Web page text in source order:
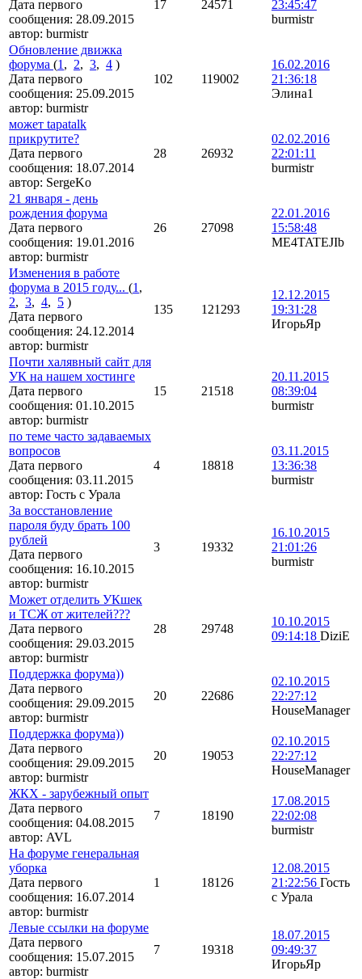
Дата первого
сообщения: 28.09.2015
автор: burmistr
17 24571
23:45:47
burmistr
Обновление движка
форума (1 , 2, 3, 4 )
Дата первого
сообщения: 25.09.2015
автор: burmistr
102 119002
16.02.2016
21:36:18
Элина1
может tapatalk
прикрутите?
Дата первого
сообщения: 18.07.2014
автор: SergeKo
28 26932
02.02.2016
22:01:11
burmistr
21 января - день
рождения форума
Дата первого
сообщения: 19.01.2016
автор: burmistr
26 27098
22.01.2016
15:58:48
ME4TATEJIb
Изменения в работе
форума в 2015 году... (1 ,
2, 3, 4, 5 )
Дата первого
сообщения: 24.12.2014
автор: burmistr
135 121293
12.12.2015
19:31:28
ИгорьЯр
Почти халявный сайт для
УК на нашем хостинге
Дата первого
сообщения: 01.10.2015
автор: burmistr
15 21518
20.11.2015
08:39:04
burmistr
по теме часто задаваемых
вопросов
Дата первого
сообщения: 03.11.2015
автор: Гость с Урала
4 18818
03.11.2015
13:36:38
burmistr
За восстановление
пароля буду брать 100
рублей
Дата первого
сообщения: 16.10.2015
автор: burmistr
3 19332
16.10.2015
21:01:26
burmistr
Может отделить УКшек
и ТСЖ от жителей???
Дата первого
сообщения: 29.03.2015
автор: burmistr
28 29748
10.10.2015
09:14:18 DiziE
Поддержка форума))
Дата первого
сообщения: 29.09.2015
автор: burmistr
20 22686
02.10.2015
22:27:12
HouseManager
Поддержка форума))
Дата первого
сообщения: 29.09.2015
автор: burmistr
20 19053
02.10.2015
22:27:12
HouseManager
ЖКХ - зарубежный опыт
Дата первого
сообщения: 04.08.2015
автор: AVL
7 18190
17.08.2015
22:02:08
burmistr
На форуме генеральная
уборка
Дата первого
сообщения: 16.07.2014
автор: burmistr
1 18126
12.08.2015
21:22:56 Гость
с Урала
Левые ссылки на форуме
Дата первого
сообщения: 15.07.2015
автор: burmistr
7 19318
18.07.2015
09:49:37
ИгорьЯр